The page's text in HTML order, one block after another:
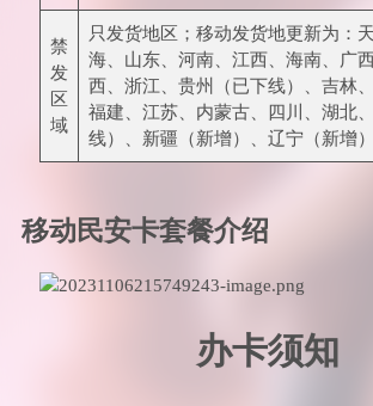
禁
发
区
域
只发货地区；移动发货地更新为：
海、山东、河南、江西、海南、广
西、浙江、贵州（已下线）、吉林
福建、江苏、内蒙古、四川、湖北
线）、新疆（新增）、辽宁（新增）
移动民安卡套餐介绍
办卡须知